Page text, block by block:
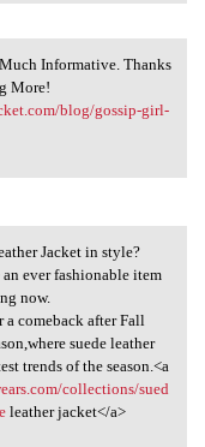
Much
Informative. Thanks
More!
blog/gossip-girl-
Leather
Jacket in style?
an ever fashionable item
now.
comeback after Fall
suede leather
trends of the season.<a
collections/sued
leather jacket</a>